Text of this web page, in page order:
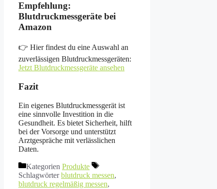
Empfehlung:
Blutdruckmessgeräte bei
Amazon
👉 Hier findest du eine Auswahl an
zuverlässigen Blutdruckmessgeräten:
Jetzt Blutdruckmessgeräte ansehen
Fazit
Ein eigenes Blutdruckmessgerät ist
eine sinnvolle Investition in die
Gesundheit. Es bietet Sicherheit, hilft
bei der Vorsorge und unterstützt
Arztgespräche mit verlässlichen
Daten.
Kategorien Produkte
Schlagwörterblutdruck messen,
blutdruck regelmäßig messen,